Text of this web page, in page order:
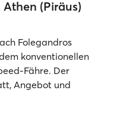
(Piräus)
Folegandros
konventionellen
Fähre. Der
Angebot und